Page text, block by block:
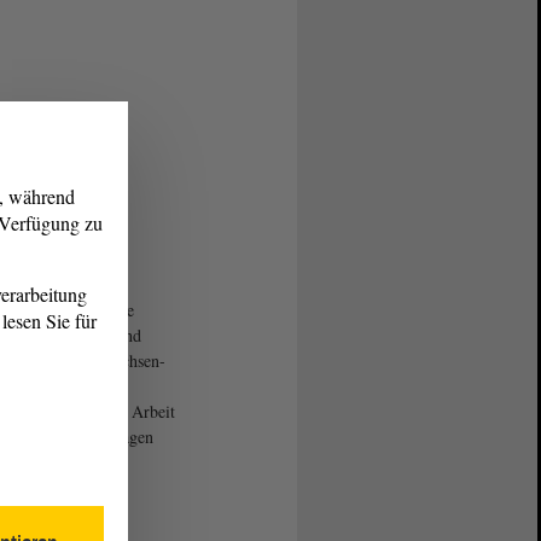
verabschiedete
imGesetz
- und
des Landes Sachsen-
setzen ihre Arbeit
in den Bezirkstagen
während
zu
Sie für